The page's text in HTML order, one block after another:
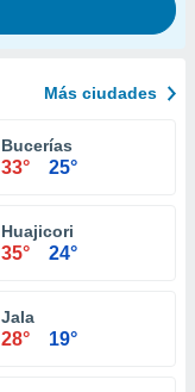
Más ciudades
Bucerías
33° 25°
Huajicori
35° 24°
Jala
28° 19°